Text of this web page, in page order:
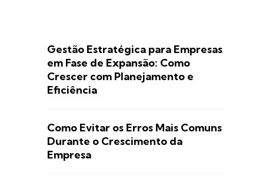
Gestão Estratégica para Empresas
em Fase de Expansão: Como
Crescer com Planejamento e
Eficiência
Como Evitar os Erros Mais Comuns
Durante o Crescimento da
Empresa